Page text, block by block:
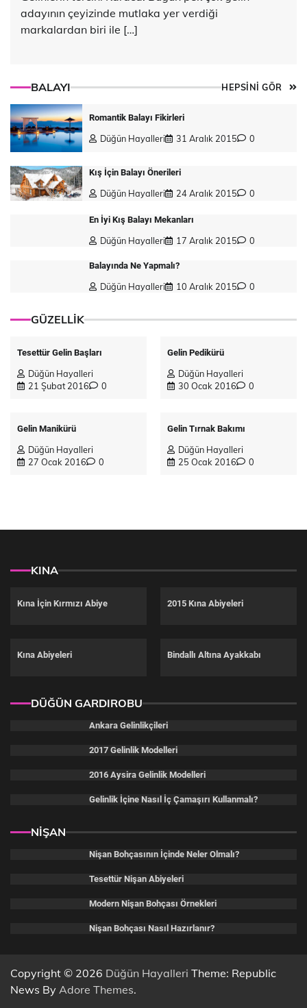
adayının çeyizinde mutlaka yer verdiği
markalardan biri ile […]
BALAYI HEPSİNİ GÖR
Romantik Balayı Fikirleri
Düğün Hayalleri 31 Aralık 2015 0
Kış İçin Balayı Önerileri
Düğün Hayalleri 24 Aralık 2015 0
En İyi Kış Balayı Mekanları
Düğün Hayalleri 17 Aralık 2015 0
Balayında Ne Yapmalı?
Düğün Hayalleri 10 Aralık 2015 0
GÜZELLİK
Tesettür Gelin Başları
Düğün Hayalleri
21 Şubat 2016
0
Gelin Pedikürü
Düğün Hayalleri
30 Ocak 2016
0
Gelin Manikürü
Düğün Hayalleri
27 Ocak 2016
0
Gelin Tırnak Bakımı
Düğün Hayalleri
25 Ocak 2016
0
KINA
Kına İçin Kırmızı Abiye 2015 Kına Abiyeleri
Kına Abiyeleri Bindallı Altına Ayakkabı
DÜĞÜN GARDIROBU
Ankara Gelinlikçileri
2017 Gelinlik Modelleri
2016 Aysira Gelinlik Modelleri
Gelinlik İçine Nasıl İç Çamaşırı Kullanmalı?
NİŞAN
Nişan Bohçasının İçinde Neler Olmalı?
Tesettür Nişan Abiyeleri
Modern Nişan Bohçası Örnekleri
Nişan Bohçası Nasıl Hazırlanır?
Copyright © 2026 Düğün Hayalleri Theme: Republic
News By Adore Themes.